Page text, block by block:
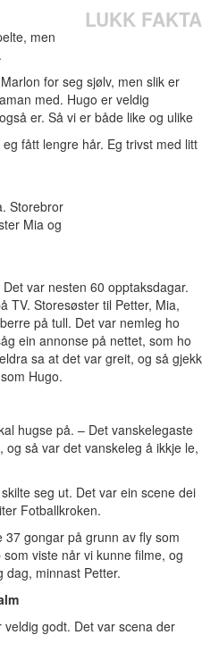
LUKK FAKTA
men
for seg sjølv, men slik er
med. Hugo er veldig
er. Så vi er både like og ulike
fått lengre hår. Eg trivst med litt
Storebror
Mia og
var nesten 60 opptaksdagar.
TV. Storesøster til Petter, Mia,
på tull. Det var nemleg ho
ein annonse på nettet, som ho
sa at det var greit, og så gjekk
Hugo.
hugse på. – Det vanskelegaste
så var det vanskeleg å ikkje le,
seg ut. Det var ein scene dei
Fotballkroken.
gongar på grunn av fly som
viste når vi kunne filme, og
dag, minnast Petter.
godt. Det var scena der